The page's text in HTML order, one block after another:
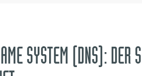
SYSTEM (DNS): DER